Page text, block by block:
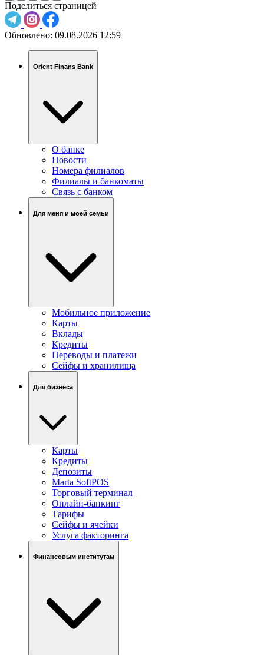
Поделиться страницей
Обновлено: 09.08.2026 12:59
Orient Finans Bank
О банке
Новости
Номера филиалов
Филиалы и банкоматы
Связь c банком
Для меня и моей семьи
Мобильное приложение
Карты
Вклады
Кредиты
Переводы и платежи
Сейфы и хранилища
Для бизнеса
Карты
Кредиты
Депозиты
Marta SoftPOS
Торговый терминал
Онлайн-банкинг
Тарифы
Сейфы и ячейки
Услуга факторинга
Финансовым институтам